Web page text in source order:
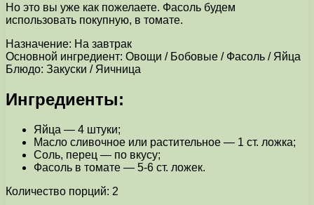
Но это вы уже как пожелаете. Фасоль будем
использовать покупную, в томате.
Назначение: На завтрак
Основной ингредиент: Овощи / Бобовые / Фасоль / Яйца
Блюдо: Закуски / Яичница
Ингредиенты:
Яйца — 4 штуки;
Масло сливочное или растительное — 1 ст. ложка;
Соль, перец — по вкусу;
Фасоль в томате — 5-6 ст. ложек.
Количество порций: 2